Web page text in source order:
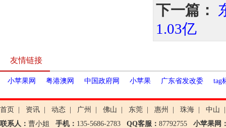
下一篇：
1.03亿
友情链接
小苹果网 粤港澳网 中国政府网 小苹果 广东省发改委 tag
首页 资讯 动态 广州 佛山 东莞 惠州 珠海 中山
联系人： 曹小姐 手机： 135-5686-2783 QQ客服： 87792755 小苹果网